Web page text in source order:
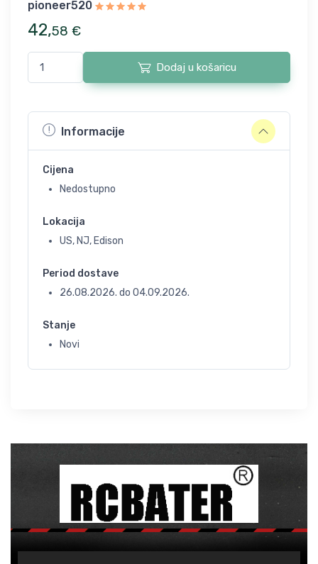
pioneer520
42,58 €
Dodaj u košaricu
Informacije
Cijena
Nedostupno
Lokacija
US, NJ, Edison
Period dostave
26.08.2026. do 04.09.2026.
Stanje
Novi